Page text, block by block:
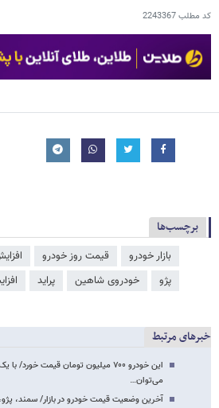
کد مطلب2243367
برچسب‌ها
بازار خودرو قیمت روز خودرو
پژو
خودروی شاهین پراید
خبرهای مرتبط
این خودرو ۷۰۰ میلیون تومان قیمت
می‌توان…
آخرین وضعیت قیمت خودرو در بازار/ سمند،